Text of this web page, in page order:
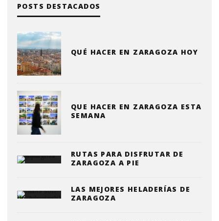
POSTS DESTACADOS
QUÉ HACER EN ZARAGOZA HOY
QUE HACER EN ZARAGOZA ESTA
SEMANA
RUTAS PARA DISFRUTAR DE
ZARAGOZA A PIE
LAS MEJORES HELADERÍAS DE
ZARAGOZA